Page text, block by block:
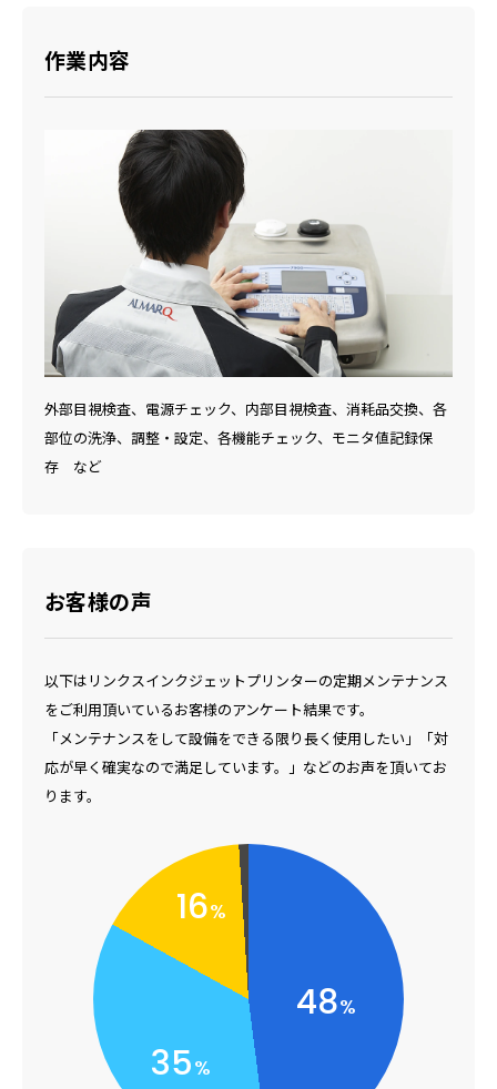
作業内容
外部目視検査、電源チェック、内部目視検査、消耗品交換、各
部位の洗浄、調整・設定、各機能チェック、モニタ値記録保
存 など
お客様の声
以下はリンクスインクジェットプリンターの定期メンテナンス
をご利用頂いているお客様のアンケート結果です。
「メンテナンスをして設備をできる限り長く使用したい」「対
応が早く確実なので満足しています。」などのお声を頂いてお
ります。
16%
48%
35%